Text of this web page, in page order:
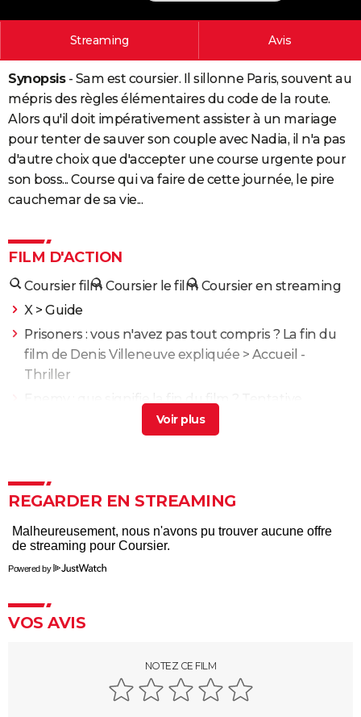
PHOTO
BONS PLANS
CARTE DE VOEUX
Carte de Noël
Carte Bonne année
Carte Saint-Valentin
Carte Pâques
Carte d'anniversaire
Dictionnaire
Biographies
Citations
Expressions
Proverbes
PROGRAMME TV
S'inscrire
Se connecter
Lycées
Collèges
Primaires
Universités
Entreprises
Service militaire
Avis de recherche
FORUM
Bricolage
Lifestyle
Culture
Sport
Auto
Television
Voyage
Cinema
Streaming Avis
Synopsis- Sam est coursier. Il sillonne Paris, souvent au
mépris des règles élémentaires du code de la route.
Alors qu'il doit impérativement assister à un mariage
pour tenter de sauver son couple avec Nadia, il n'a pas
d'autre choix que d'accepter une course urgente pour
son boss... Course qui va faire de cette journée, le pire
cauchemar de sa vie...
FILM D'ACTION
Coursier film Coursier le film Coursier en streaming
X > Guide
Prisoners : vous n'avez pas tout compris ? La fin du
film de Denis Villeneuve expliquée > Accueil -
Thriller
Netflix
Fast and Furious 10 : séances, bande-annonce,
streaming, cameo... Les infos
Black Widow : est-ce vraiment la dernière apparition
de Scarlett Johansson chez Marvel ?
Justice League : il existe une autre version du film, les
fans la préfèrent à l'original
espérée de Marvel ? L'avis des critiques
Jurassic World Renaissance : intrigue, streaming,
REGARDER EN STREAMING
Powered by
VOS AVIS
NOTEZ CE FILM